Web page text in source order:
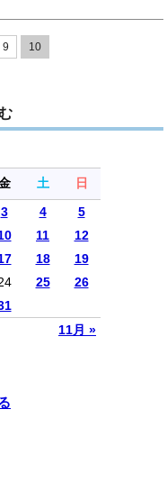
9 10
土 日
11月 »
3 4
5
11
12
18
19
25
26